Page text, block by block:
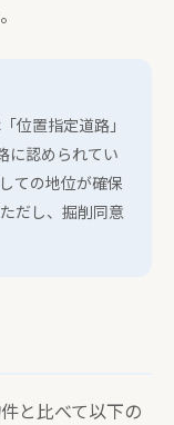
位置指定道路」
に認められてい
ての地位が確保
だし、掘削同意
と比べて以下の